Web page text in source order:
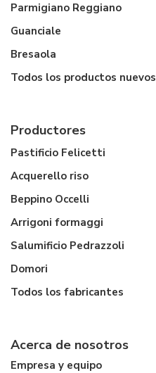
Parmigiano Reggiano
Guanciale
Bresaola
Todos los productos nuevos
Productores
Pastificio Felicetti
Acquerello riso
Beppino Occelli
Arrigoni formaggi
Salumificio Pedrazzoli
Domori
Todos los fabricantes
Acerca de nosotros
Empresa y equipo